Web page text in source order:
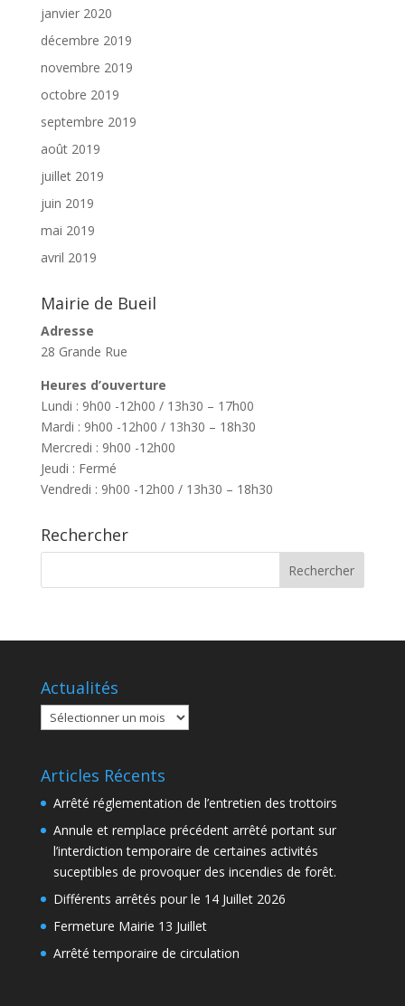
janvier 2020
décembre 2019
novembre 2019
octobre 2019
septembre 2019
août 2019
juillet 2019
juin 2019
mai 2019
avril 2019
Mairie de Bueil
Adresse
28 Grande Rue
Heures d’ouverture
Lundi : 9h00 -12h00 / 13h30 – 17h00
Mardi : 9h00 -12h00 / 13h30 – 18h30
Mercredi : 9h00 -12h00
Jeudi : Fermé
Vendredi : 9h00 -12h00 / 13h30 – 18h30
Rechercher
Actualités
Actualités
Articles Récents
Arrêté réglementation de l’entretien des trottoirs
Annule et remplace précédent arrêté portant sur
l’interdiction temporaire de certaines activités
suceptibles de provoquer des incendies de forêt.
Différents arrêtés pour le 14 Juillet 2026
Fermeture Mairie 13 Juillet
Arrêté temporaire de circulation